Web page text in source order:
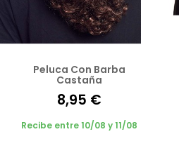
Peluca Con Barba
Castaña
8,95 €
Recibe entre 10/08 y 11/08